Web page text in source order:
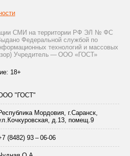
СМИ на территории РФ ЭЛ № ФС
Федеральной службой по
технологий и массовых
Учредитель — ООО «ГОСТ»
18+
"ГОСТ"
Мордовия, г.Саранск,
д.13, помещ.9
(8482) 93 – 06-06